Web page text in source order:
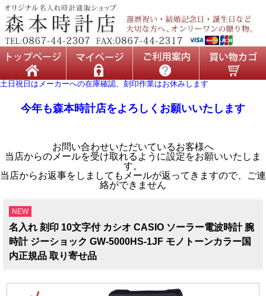
土日祝日はメーカーへの在庫確認、刻印作業はお休みします
今年も森本時計店をよろしくお願いいたします
お問い合わせいただいているお客様へ
当店からのメールを受け取れるように設定をお願いいたしま
す。
当店からお返事をしましてもメールが返ってきますので、ご連
絡ができません
NEW
名入れ 刻印 10文字付 カシオ CASIO ソーラー電波時計 腕
時計 ジーショック GW-5000HS-1JF モノトーンカラー国
内正規品 取り寄せ品